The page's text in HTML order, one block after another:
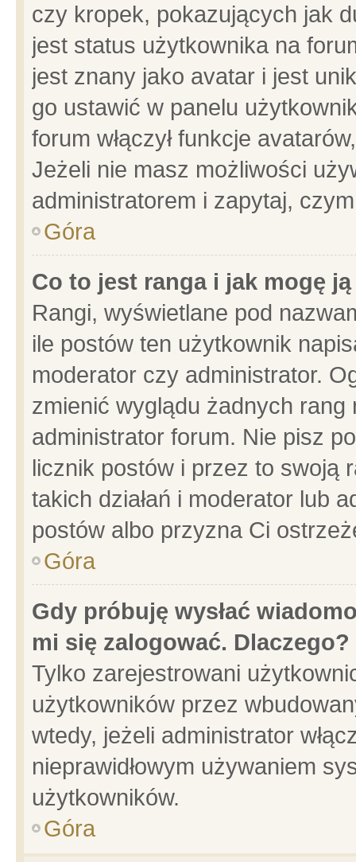
czy kropek, pokazujących jak
jest status użytkownika na
jest znany jako avatar i jest
go ustawić w panelu
forum włączył funkcje
Jeżeli nie masz możliwości
administratorem i zapytaj,
Góra
Co to jest ranga i jak mogę
Rangi, wyświetlane pod
ile postów ten użytkownik
moderator czy administrator.
zmienić wyglądu żadnych
administrator forum. Nie pisz
licznik postów i przez to swoją
takich działań i moderator lub
postów albo przyzna Ci
Góra
Gdy próbuję wysłać
mi się zalogować. Dlaczego?
Tylko zarejestrowani
użytkowników przez
wtedy, jeżeli administrator
nieprawidłowym używaniem
użytkowników.
Góra